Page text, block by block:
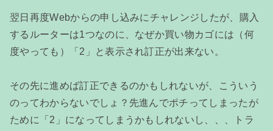
翌日再度Webからの申し込みにチャレンジしたが、購入
するルーターは1つなのに、なぜか買い物カゴには（何
度やっても）「2」と表示され訂正が出来ない。
その先に進めば訂正できるのかもしれないが、こういう
のってわからないでしょ？先進んでポチってしまったが
ために「2」になってしまうかもしれないし、、、トラ